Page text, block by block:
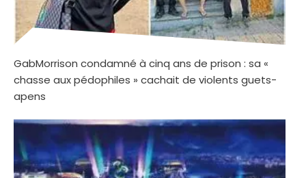
GabMorrison condamné à cinq ans de prison : sa «
chasse aux pédophiles » cachait de violents guets-
apens